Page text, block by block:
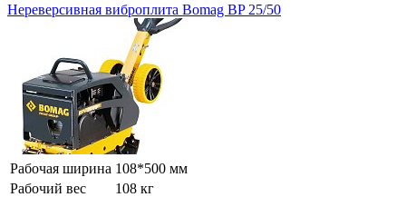
Нереверсивная виброплита Bomag BP 25/50
Рабочая ширина 108*500 мм
Рабочий вес
108 кг